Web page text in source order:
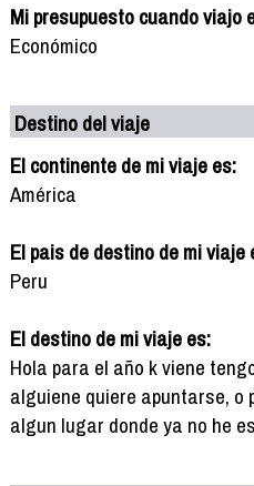
Mi presupuesto cuando viajo
Económico
Destino del viaje
El continente de mi viaje es:
América
El pais de destino de mi viaje
Peru
El destino de mi viaje es:
Hola para el año k viene
alguiene quiere apuntarse, o
algun lugar donde ya no he